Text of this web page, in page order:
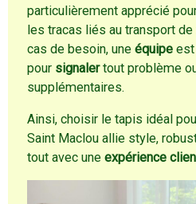
particulièrement apprécié
les tracas liés au transport
cas de besoin, uneéquipe
pour signalertout problème
supplémentaires.
Ainsi, choisir le tapis idéal
Saint Maclou allie style,
tout avec uneexpérience